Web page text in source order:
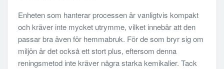
Enheten som hanterar processen är vanligtvis kompakt
och kräver inte mycket utrymme, vilket innebär att den
passar bra även för hemmabruk. För de som bryr sig om
miljön är det också ett stort plus, eftersom denna
reningsmetod inte kräver några starka kemikalier. Tack